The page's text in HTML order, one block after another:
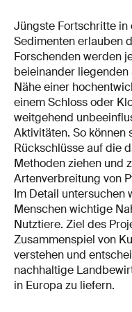
Jüngste Fortschritte in
Sedimenten erlauben
Forschenden werden
beieinander liegenden
Nähe einer
einem Schloss oder
weitgehend
Aktivitäten. So können
Rückschlüsse auf die
Methoden ziehen und
Artenverbreitung von
Im Detail untersuchen
Menschen wichtige
Nutztiere. Ziel des
Zusammenspiel von
verstehen und
nachhaltige
in Europa zu liefern.